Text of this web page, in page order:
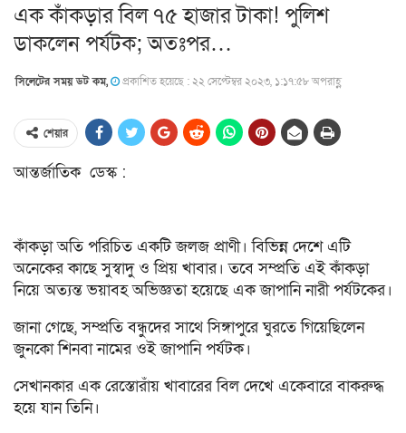
এক কাঁকড়ার বিল ৭৫ হাজার টাকা! পুলিশ
ডাকলেন পর্যটক; অতঃপর…
সিলেটের সময় ডট কম, প্রকাশিত হয়েছে : ২২ সেপ্টেম্বর ২০২৩, ১:১৭:৫৮ অপরাহ্ণ
শেয়ার
আন্তর্জাতিক ডেস্ক :
কাঁকড়া অতি পরিচিত একটি জলজ প্রাণী। বিভিন্ন দেশে এটি
অনেকের কাছে সুস্বাদু ও প্রিয় খাবার। তবে সম্প্রতি এই কাঁকড়া
নিয়ে অত্যন্ত ভয়াবহ অভিজ্ঞতা হয়েছে এক জাপানি নারী পর্যটকের।
জানা গেছে, সম্প্রতি বন্ধুদের সাথে সিঙ্গাপুরে ঘুরতে গিয়েছিলেন
জুনকো শিনবা নামের ওই জাপানি পর্যটক।
সেখানকার এক রেস্তোরাঁয় খাবারের বিল দেখে একেবারে বাকরুদ্ধ
হয়ে যান তিনি।